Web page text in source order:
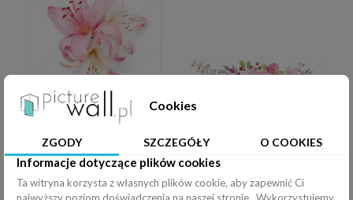
Naklejka Kolorowe kwiaty lilii
Cookies
ZGODY SZCZEGÓŁY O COOKIES
Informacje dotyczące plików cookies
Ta witryna korzysta z własnych plików cookie, aby zapewnić Ci
najwyższy poziom doświadczenia na naszej stronie . Wykorzystujemy